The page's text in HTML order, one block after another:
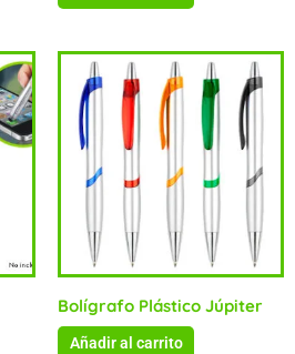
Bolígrafo Plástico Júpiter
Añadir al carrito